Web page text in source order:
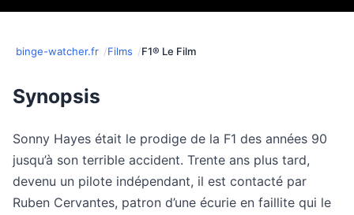
binge-watcher.fr Films F1® Le Film
Synopsis
Sonny Hayes était le prodige de la F1 des années 90
jusqu’à son terrible accident. Trente ans plus tard,
devenu un pilote indépendant, il est contacté par
Ruben Cervantes, patron d’une écurie en faillite qui le